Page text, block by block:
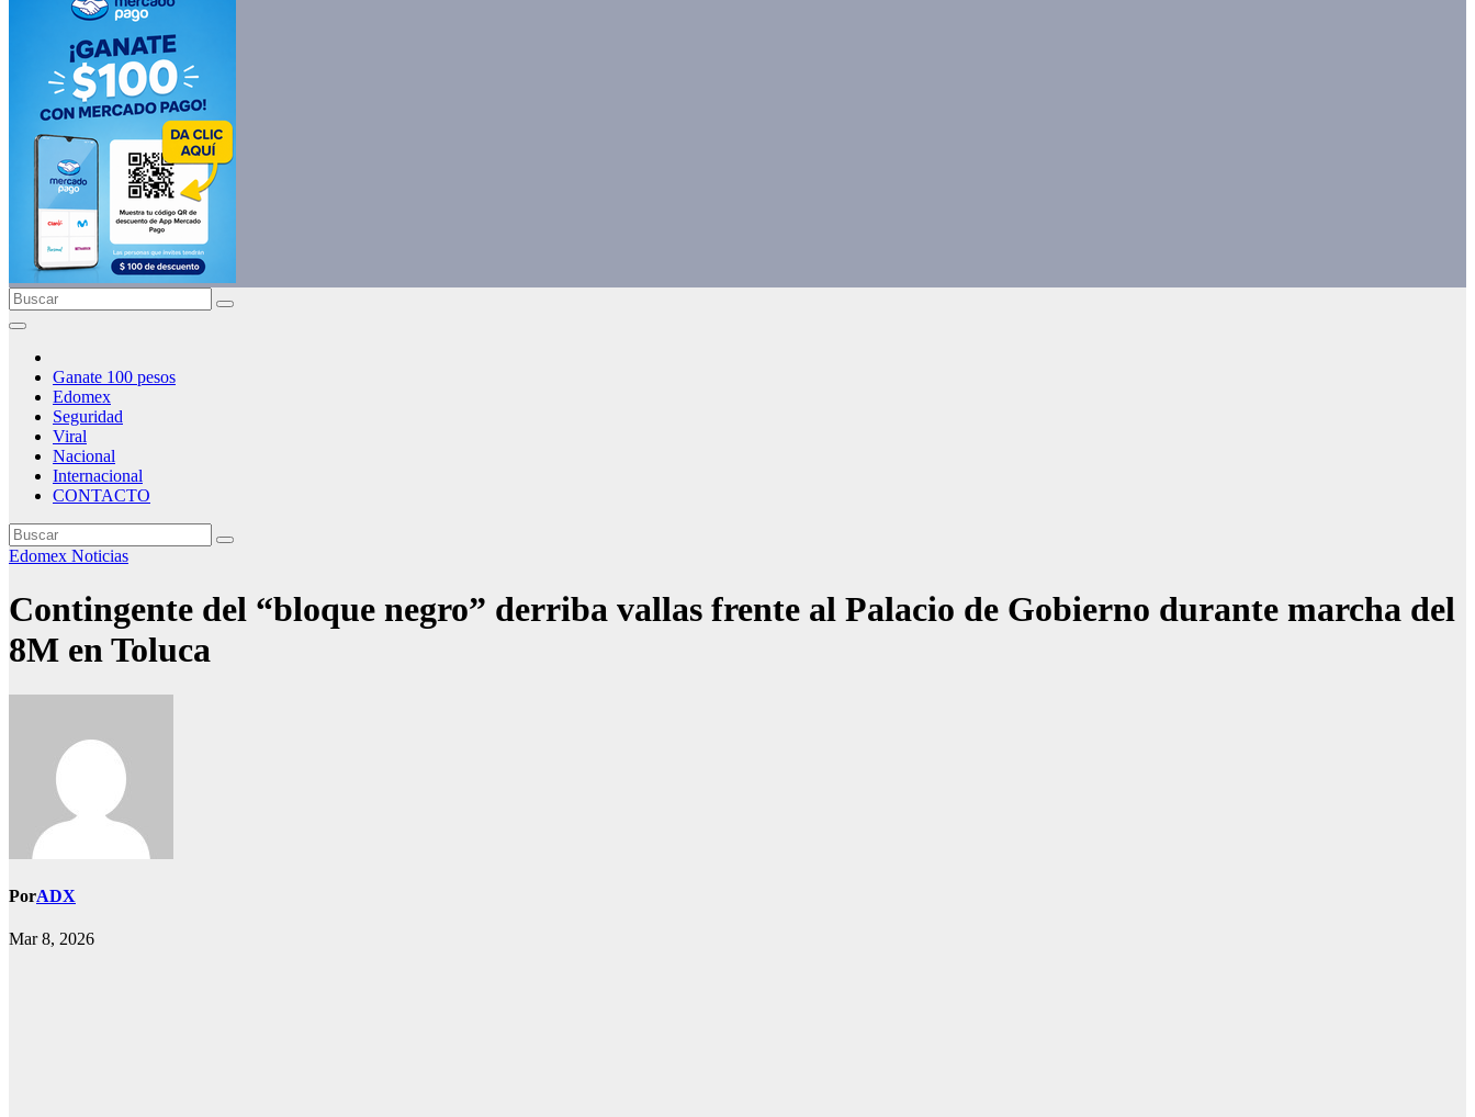
Ganate 100 pesos
Edomex
Seguridad
Viral
Nacional
Internacional
CONTACTO
Edomex Noticias
Contingente del “bloque negro” derriba vallas frente al Palacio de Gobierno durante marcha del
8M en Toluca
PorADX
Mar 8, 2026